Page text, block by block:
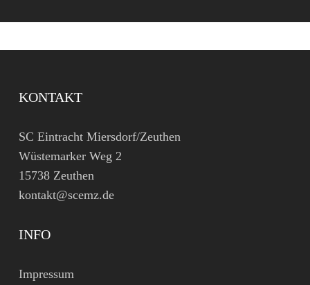
KONTAKT
SC Eintracht Miersdorf/Zeuthen
Wüstemarker Weg 2
15738 Zeuthen
kontakt@scemz.de
INFO
Impressum